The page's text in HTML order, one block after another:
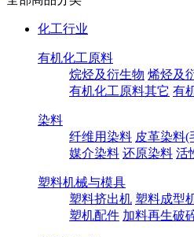
化工行业
有机化工原料
烷烃及衍生物 烯烃及
有机化工原料其它 有
染料
纤维用染料 皮革染料(
媒介染料 还原染料 活
塑料机械与模具
塑料挤出机 塑料成型
塑机配件 加料再生破